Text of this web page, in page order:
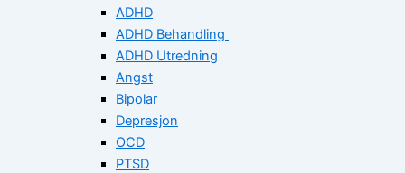
ADHD
ADHD Behandling
ADHD Utredning
Angst
Bipolar
Depresjon
OCD
PTSD